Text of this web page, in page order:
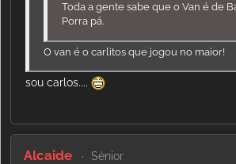
Toda a gente sabe que o Van é de
Porra pá.
O van é o carlitos que jogou no maior!
sou carlos....
Alcaide Sénior